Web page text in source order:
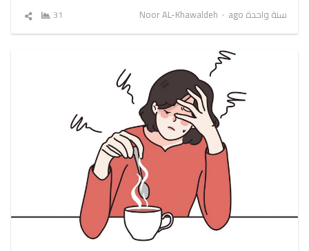
سنة واحدة ago
Author
Noor AL-Khawaldeh
31
شارك